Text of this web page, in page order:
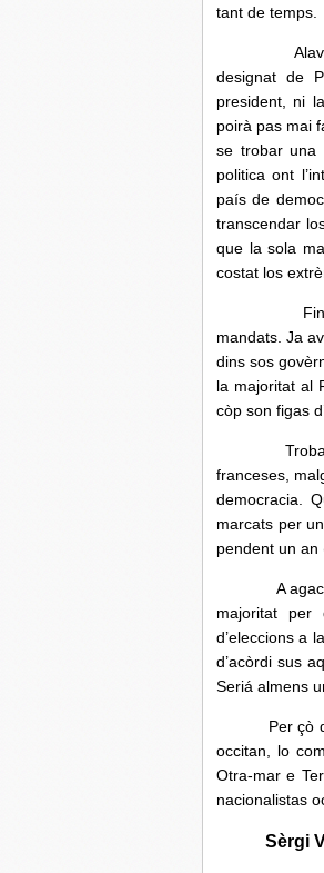
tant de temps.
Alavetz, a
designat de
president, ni
poirà pas mai
se trobar una
politica ont
país de
transcendar
que la sola
costat los
mandats. Ja
dins sos
la majoritat al
còp son figas
Trobar de
franceses,
democracia.
marcats per
pendent un an
A agachar
majoritat per
d’eleccions a
d’acòrdi sus
Seriá almens
Per çò
occitan, lo
Otra-mar e
nacionalistas
Sèrgi